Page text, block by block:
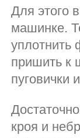
Для этого
машинке.
пришить к
пуговички
кроя и